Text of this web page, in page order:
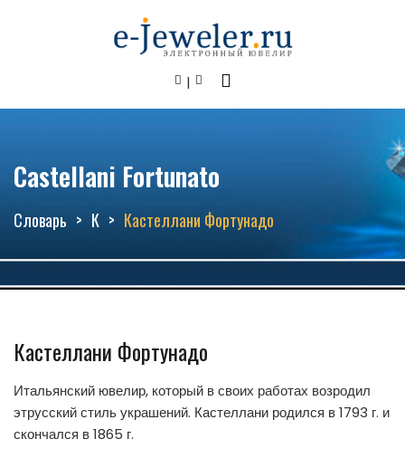
Castellani Fortunato
Словарь К Кастеллани Фортунадо
Кастеллани Фортунадо
Итальянский ювелир, который в своих работах возродил
этрусский стиль украшений. Кастеллани родился в 1793 г. и
скончался в 1865 г.